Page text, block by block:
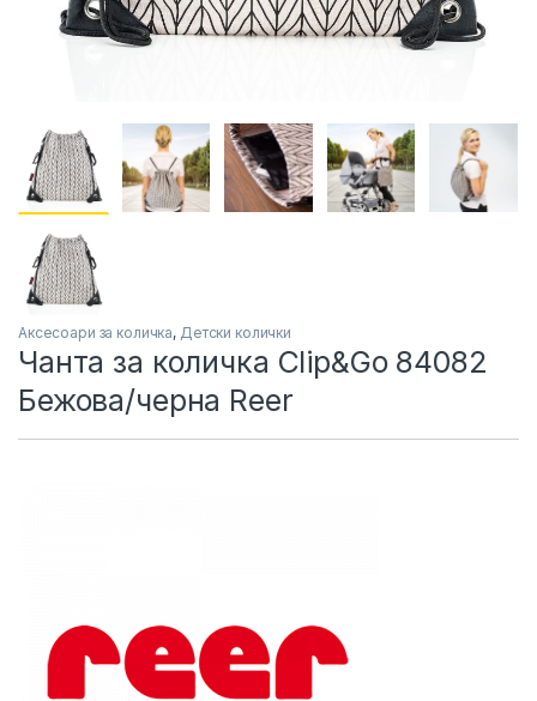
Аксесоари за количка, Детски колички
Чанта за количка Clip&Go 84082
Бежова/черна Reer